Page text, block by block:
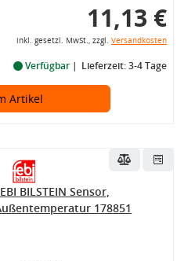
11,13 €
inkl. gesetzl. MwSt., zzgl. Versandkosten
Verfügbar Lieferzeit: 3-4 Tage
Artikel
BILSTEIN Sensor,
178851